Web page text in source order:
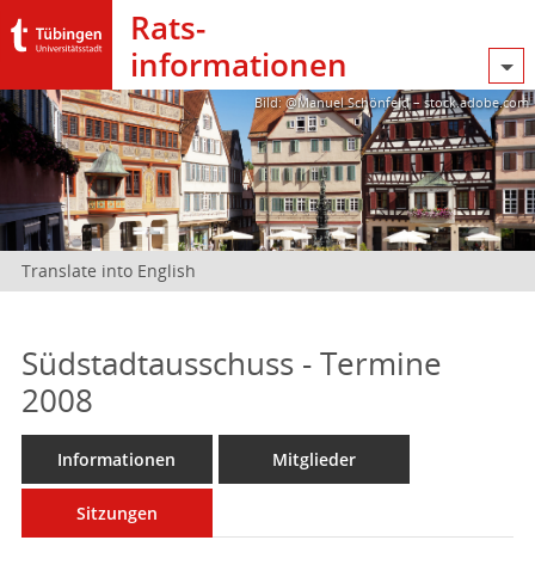
Rats­
informationen
Bild: @Manuel Schönfeld – stock.adobe.com
Translate into English
Südstadtausschuss - Termine
2008
Informationen Mitglieder
Sitzungen